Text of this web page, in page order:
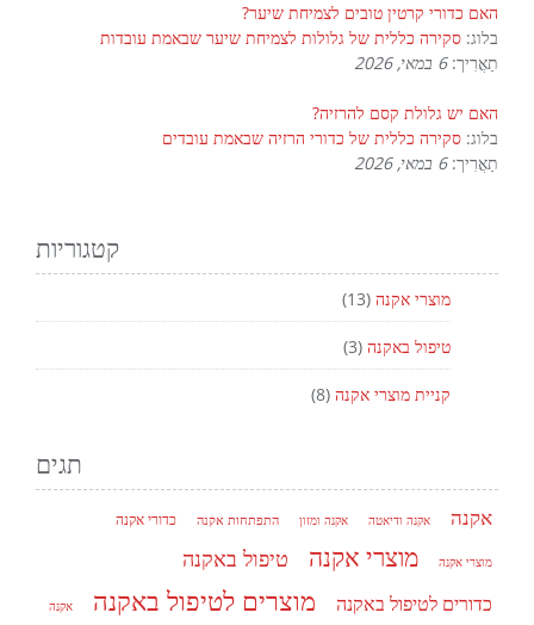
האם כדורי קרטין טובים לצמיחת שיער?
בלוג: סקירה כללית של גלולות לצמיחת שיער שבאמת עובדות
תַאֲרִיך:6 במאי, 2026
האם יש גלולת קסם להרזיה?
בלוג: סקירה כללית של כדורי הרזיה שבאמת עובדים
תַאֲרִיך:6 במאי, 2026
קטגוריות
מוצרי אקנה (13)
טיפול באקנה (3)
קניית מוצרי אקנה (8)
תגים
אקנה אקנה ודיאטה אקנה ומזון התפתחות אקנה כדורי אקנה
מוצרי אקנה מוצרי אקנה טיפול באקנה
כדורים לטיפול באקנה מוצרים לטיפול באקנה
אקנה